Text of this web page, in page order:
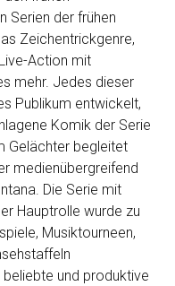
Serien der frühen
Zeichentrickgenre,
Action mit
mehr. Jedes dieser
Publikum entwickelt,
Komik der Serie
Gelächter begleitet
medienübergreifend
Die Serie mit
Hauptrolle wurde zu
Musiktourneen,
und produktive